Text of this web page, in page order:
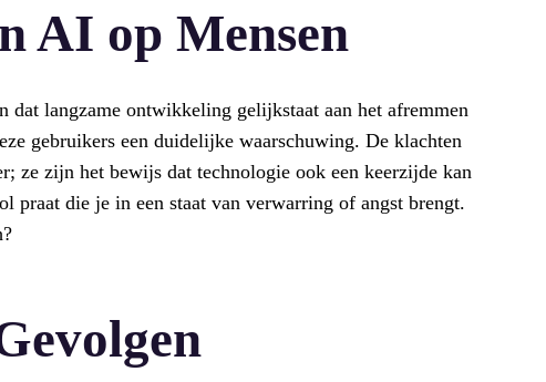
AI op Mensen
dat langzame ontwikkeling gelijkstaat aan het afremmen
gebruikers een duidelijke waarschuwing. De klachten
ze zijn het bewijs dat technologie ook een keerzijde kan
praat die je in een staat van verwarring of angst brengt.